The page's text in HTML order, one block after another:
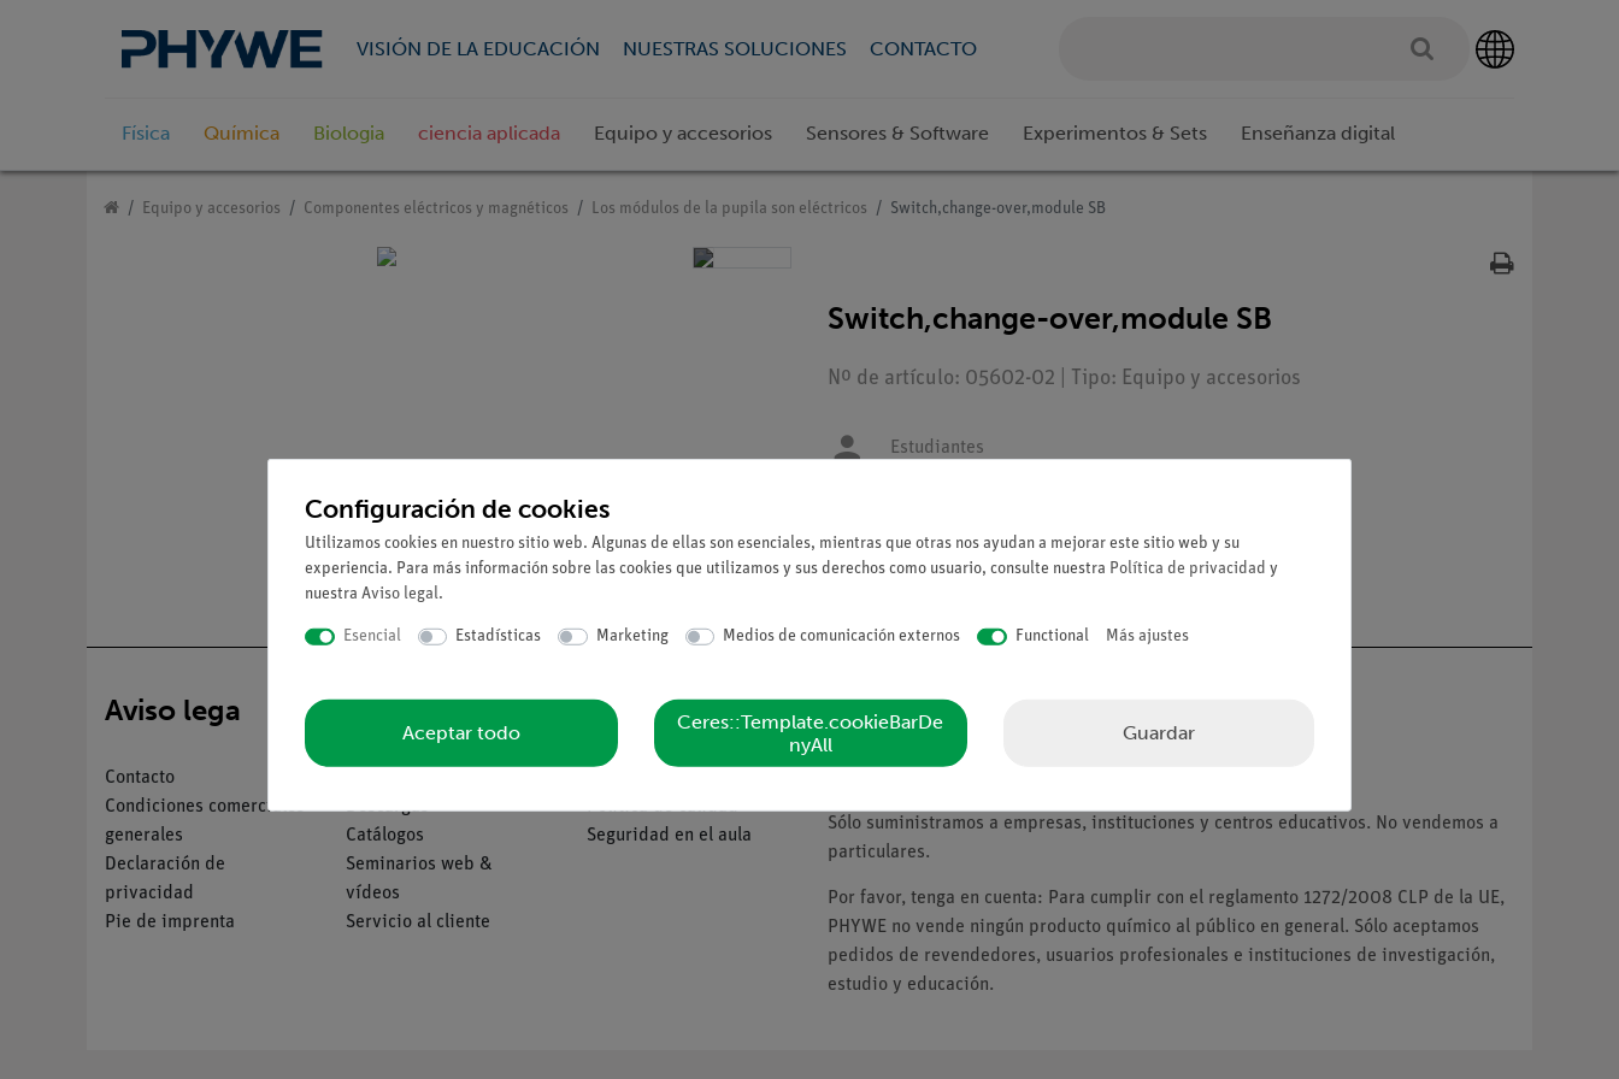
VISIÓN DE LA EDUCACIÓN NUESTRAS SOLUCIONES CONTACTO
Física Química Biologia ciencia aplicada Equipo y accesorios Sensores & Software Experimentos & Sets Enseñanza digital
Equipo y accesorios Componentes eléctricos y magnéticos Los módulos de la pupila son eléctricos Switch,change-over,module SB
Switch,change-over,module SB
Nº de artículo: 05602-02 | Tipo: Equipo y accesorios
Estudiantes
Solicitar una oferta
Aviso lega
Contacto
Condiciones comerciales
generales
Declaración de
privacidad
Pie de imprenta
Servicio
Descargas
Catálogos
Seminarios web &
vídeos
Servicio al cliente
Compañía
Política de calidad
Seguridad en el aula
Tenga en cuenta
Sólo suministramos a empresas, instituciones y centros educativos. No vendemos a
particulares.
Por favor, tenga en cuenta: Para cumplir con el reglamento 1272/2008 CLP de la UE,
PHYWE no vende ningún producto químico al público en general. Sólo aceptamos
pedidos de revendedores, usuarios profesionales e instituciones de investigación,
estudio y educación.
Configuración de cookies
Utilizamos cookies en nuestro sitio web. Algunas de ellas son esenciales, mientras que otras nos ayudan a mejorar este sitio web y su
experiencia. Para más información sobre las cookies que utilizamos y sus derechos como usuario, consulte nuestra Política de privacidad y
nuestra Aviso legal.
Esencial Estadísticas Marketing Medios de comunicación externos Functional Más ajustes
Aceptar todo
Ceres::Template.cookieBarDe
nyAll
Guardar